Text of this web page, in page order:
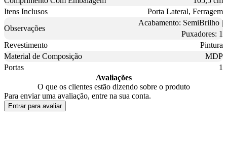
Itens Inclusos
Porta Lateral, Ferragem
Observações
Acabamento: SemiBrilho |
Puxadores: 1
Revestimento
Pintura
Material de Composição
MDP
Portas
1
Avaliações
O que os clientes estão dizendo sobre o produto
Para enviar uma avaliação, entre na sua conta.
Entrar para avaliar